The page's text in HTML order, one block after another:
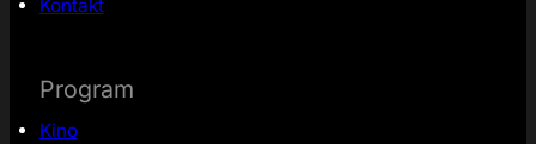
Kontakt
Program
Kino